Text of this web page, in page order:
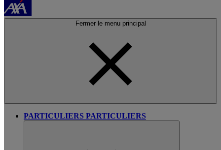
Fermer le menu principal
PARTICULIERS PARTICULIERS